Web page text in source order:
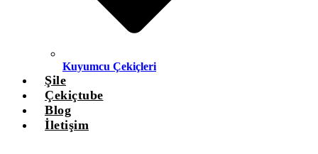
Kuyumcu Çekiçleri
Şile
Çekiçtube
Blog
İletişim